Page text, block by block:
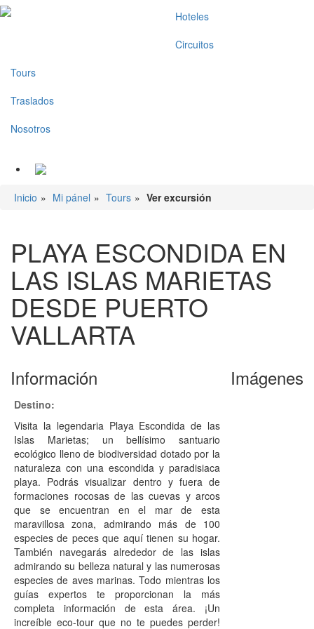
Hoteles
Circuitos
Tours
Traslados
Nosotros
Inicio » Mi pánel » Tours » Ver excursión
PLAYA ESCONDIDA EN
LAS ISLAS MARIETAS
DESDE PUERTO
VALLARTA
Información
Destino:
Visita la legendaria Playa Escondida de las
Islas Marietas; un bellísimo santuario
ecológico lleno de biodiversidad dotado por la
naturaleza con una escondida y paradisiaca
playa. Podrás visualizar dentro y fuera de
formaciones rocosas de las cuevas y arcos
que se encuentran en el mar de esta
maravillosa zona, admirando más de 100
especies de peces que aquí tienen su hogar.
También navegarás alrededor de las islas
admirando su belleza natural y las numerosas
especies de aves marinas. Todo mientras los
guías expertos te proporcionan la más
completa información de esta área. ¡Un
increíble eco-tour que no te puedes perder!
Imágenes